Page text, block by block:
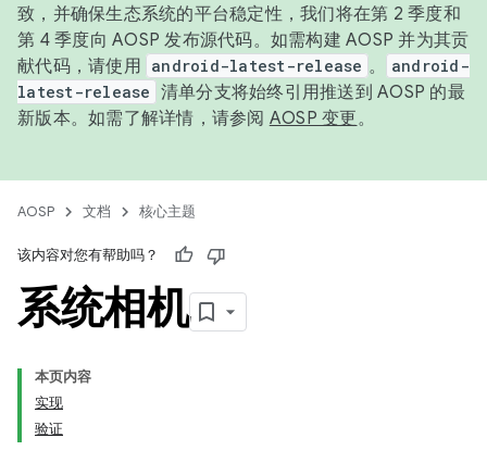
致，并确保生态系统的平台稳定性，我们将在第 2 季度和
第 4 季度向 AOSP 发布源代码。如需构建 AOSP 并为其贡
献代码，请使用 android-latest-release 。
android-
latest-release 清单分支将始终引用推送到 AOSP 的最
新版本。如需了解详情，请参阅 AOSP 变更。
AOSP 文档 核心主题
该内容对您有帮助吗？
系统相机
本页内容
实现
验证